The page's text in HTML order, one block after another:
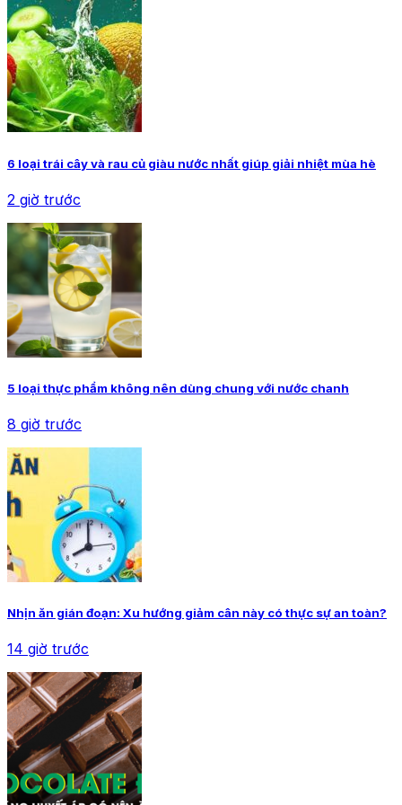
6 loại trái cây và rau củ giàu nước nhất giúp giải nhiệt mùa hè
2 giờ trước
5 loại thực phẩm không nên dùng chung với nước chanh
8 giờ trước
Nhịn ăn gián đoạn: Xu hướng giảm cân này có thực sự an toàn?
14 giờ trước